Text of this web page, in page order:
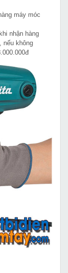
máy móc
nhận hàng
nếu không